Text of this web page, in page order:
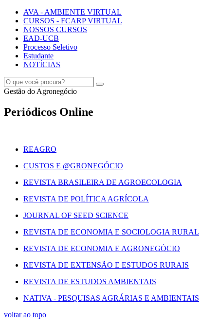
AVA - AMBIENTE VIRTUAL
CURSOS - FCARP VIRTUAL
NOSSOS CURSOS
EAD-UCB
Processo Seletivo
Estudante
NOTÍCIAS
Gestão do Agronegócio
Periódicos Online
REAGRO
CUSTOS E @GRONEGÓCIO
REVISTA BRASILEIRA DE AGROECOLOGIA
REVISTA DE POLÍTICA AGRÍCOLA
JOURNAL OF SEED SCIENCE
REVISTA DE ECONOMIA E SOCIOLOGIA RURAL
REVISTA DE ECONOMIA E AGRONEGÓCIO
REVISTA DE EXTENSÃO E ESTUDOS RURAIS
REVISTA DE ESTUDOS AMBIENTAIS
NATIVA - PESQUISAS AGRÁRIAS E AMBIENTAIS
voltar ao topo